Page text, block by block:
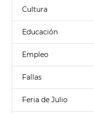
Cultura
Educación
Empleo
Fallas
Feria de Julio